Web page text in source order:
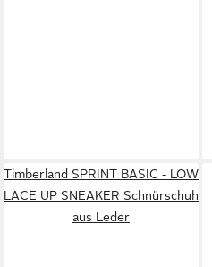
Timberland SPRINT BASIC - LOW
LACE UP SNEAKER Schnürschuh
aus Leder